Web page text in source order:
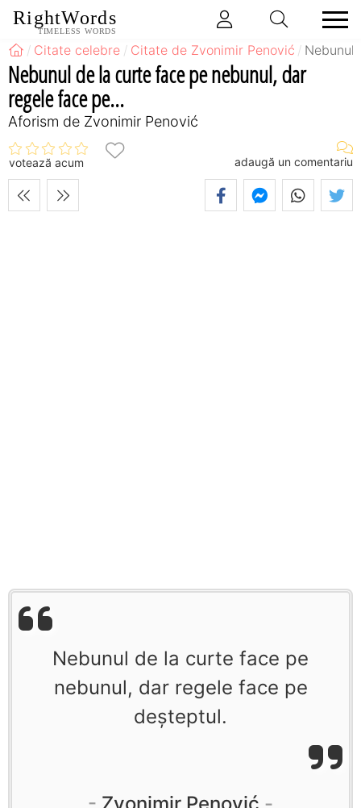
RightWords
TIMELESS WORDS
Citate celebre Citate de Zvonimir Penović Nebunul
Nebunul de la curte face pe nebunul, dar
regele face pe...
Aforism de Zvonimir Penović
votează acum adaugă un comentariu
Nebunul de la curte face pe
nebunul, dar regele face pe
deşteptul.